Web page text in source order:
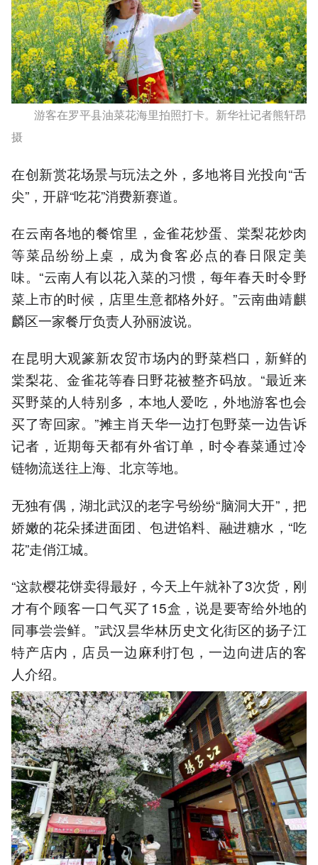
游客在罗平县油菜花海里拍照打卡。新华社记者熊轩昂
摄
在创新赏花场景与玩法之外，多地将目光投向“舌
尖”，开辟“吃花”消费新赛道。
在云南各地的餐馆里，金雀花炒蛋、棠梨花炒肉
等菜品纷纷上桌，成为食客必点的春日限定美
味。“云南人有以花入菜的习惯，每年春天时令野
菜上市的时候，店里生意都格外好。”云南曲靖麒
麟区一家餐厅负责人孙丽波说。
在昆明大观篆新农贸市场内的野菜档口，新鲜的
棠梨花、金雀花等春日野花被整齐码放。“最近来
买野菜的人特别多，本地人爱吃，外地游客也会
买了寄回家。”摊主肖天华一边打包野菜一边告诉
记者，近期每天都有外省订单，时令春菜通过冷
链物流送往上海、北京等地。
无独有偶，湖北武汉的老字号纷纷“脑洞大开”，把
娇嫩的花朵揉进面团、包进馅料、融进糖水，“吃
花”走俏江城。
“这款樱花饼卖得最好，今天上午就补了3次货，刚
才有个顾客一口气买了15盒，说是要寄给外地的
同事尝尝鲜。”武汉昙华林历史文化街区的扬子江
特产店内，店员一边麻利打包，一边向进店的客
人介绍。